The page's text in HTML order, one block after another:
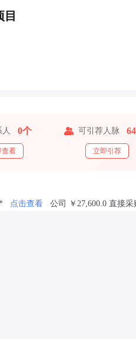
0个
查看
可引荐人脉
立即引荐
点击查看 公司 ￥27,600.0 直接采